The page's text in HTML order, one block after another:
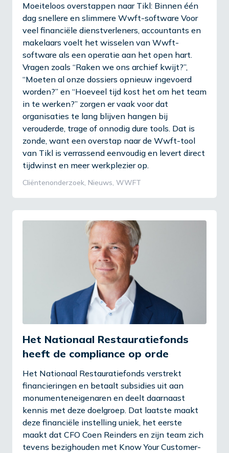
Moeiteloos overstappen naar Tikl: Binnen één
dag snellere en slimmere Wwft-software Voor
veel financiële dienstverleners, accountants en
makelaars voelt het wisselen van Wwft-
software als een operatie aan het open hart.
Vragen zoals “Raken we ons archief kwijt?”,
“Moeten al onze dossiers opnieuw ingevoerd
worden?” en “Hoeveel tijd kost het om het team
in te werken?” zorgen er vaak voor dat
organisaties te lang blijven hangen bij
verouderde, trage of onnodig dure tools. Dat is
zonde, want een overstap naar de Wwft-tool
van Tikl is verrassend eenvoudig en levert direct
tijdwinst en meer werkplezier op.
Cliëntenonderzoek, Nieuws, WWFT
Het Nationaal Restauratiefonds
heeft de compliance op orde
Het Nationaal Restauratiefonds verstrekt
financieringen en betaalt subsidies uit aan
monumenteneigenaren en deelt daarnaast
kennis met deze doelgroep. Dat laatste maakt
deze financiële instelling uniek, het eerste
maakt dat CFO Coen Reinders en zijn team zich
tevens bezighouden met Know Your Customer-